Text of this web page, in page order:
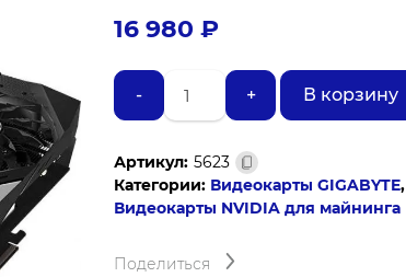
16 980 ₽
-
Количество
товара
Gigabyte
PCI-
E
N166TWF2-
+ В корзину
Артикул: 5623
Категории: Видеокарты GIGABYTE,
Видеокарты NVIDIA для майнинга
Поделиться